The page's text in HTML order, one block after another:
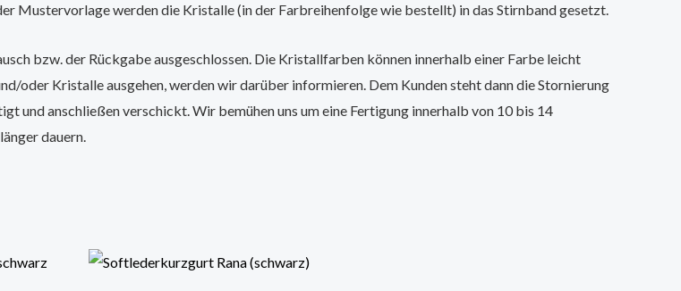
Mustervorlage werden die Kristalle (in der Farbreihenfolge wie bestellt) in das Stirnband gesetzt.
bzw. der Rückgabe ausgeschlossen. Die Kristallfarben können innerhalb einer Farbe leicht
oder Kristalle ausgehen, werden wir darüber informieren. Dem Kunden steht dann die Stornierung
und anschließen verschickt. Wir bemühen uns um eine Fertigung innerhalb von 10 bis 14
dauern.
Dieses